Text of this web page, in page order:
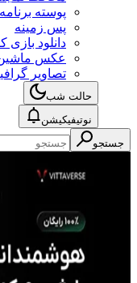
پوسته برنامه
پس زمینه
دانلود بازی
عکس
تصاویر
حالت شب
نوتیفیکیشن
جستجو